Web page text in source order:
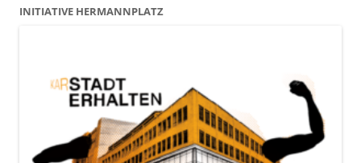
INITIATIVE HERMANNPLATZ